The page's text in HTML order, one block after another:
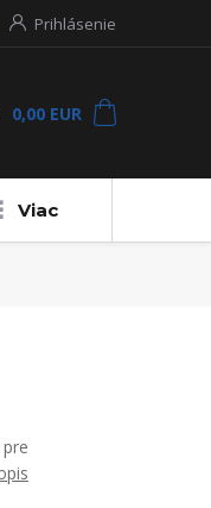
Prihlásenie
0,00 EUR
Viac